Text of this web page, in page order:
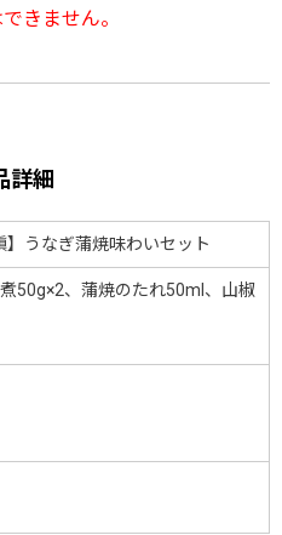
きません。
詳細
】うなぎ蒲焼味わいセット
50g×2、蒲焼のたれ50ml、山椒